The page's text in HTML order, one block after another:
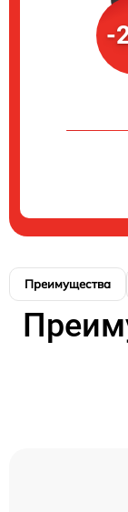
-
Преимущества